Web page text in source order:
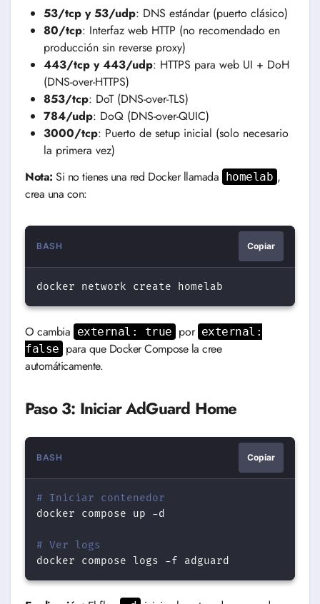
53/tcp y 53/udp: DNS estándar (puerto clásico)
80/tcp: Interfaz web HTTP (no recomendado en
producción sin reverse proxy)
443/tcp y 443/udp: HTTPS para web UI + DoH
(DNS-over-HTTPS)
853/tcp: DoT (DNS-over-TLS)
784/udp: DoQ (DNS-over-QUIC)
3000/tcp: Puerto de setup inicial (solo necesario
la primera vez)
Nota: Si no tienes una red Docker llamada homelab ,
crea una con:
BASH Copiar
docker network create
O cambia external: true por external:
false para que Docker Compose la cree
automáticamente.
Paso 3: Iniciar AdGuard Home
BASH Copiar
# Iniciar contenedor
docker
compose up -d
# Ver logs
docker
compose logs -f